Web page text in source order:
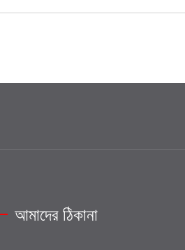
আমাদের ঠিকানা